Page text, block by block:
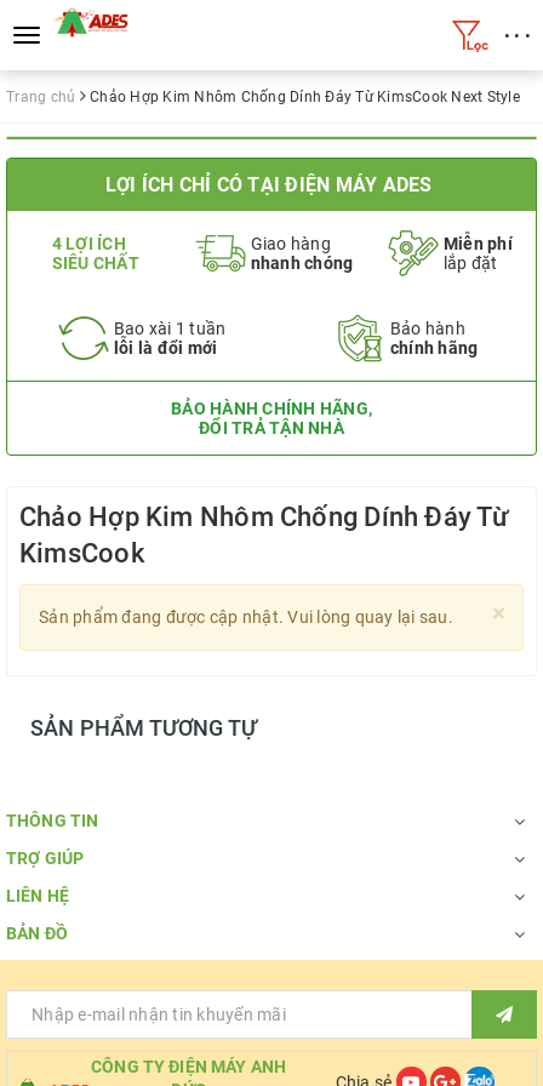
Toggle
navigation
• • •
Trang chủ Chảo Hợp Kim Nhôm Chống Dính Đáy Từ KimsCook Next Style
LỢI ÍCH CHỈ CÓ TẠI ĐIỆN MÁY ADES
4 LỢI ÍCH
SIÊU CHẤT
Giao hàng
nhanh chóng
Miễn phí
lắp đặt
Bao xài 1 tuần
lỗi là đổi mới
Bảo hành
chính hãng
BẢO HÀNH CHÍNH HÃNG,
ĐỔI TRẢ TẬN NHÀ
Chảo Hợp Kim Nhôm Chống Dính Đáy Từ
KimsCook
×
Sản phẩm đang được cập nhật. Vui lòng quay lại sau.
SẢN PHẨM TƯƠNG TỰ
THÔNG TIN
TRỢ GIÚP
LIÊN HỆ
BẢN ĐỒ
CÔNG TY ĐIỆN MÁY ANH